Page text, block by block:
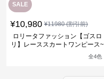
SALE
¥10,980 ¥11980(割引前)
ロリータファッション【ゴスロ
リ】レーススカートワンピース~
全4色